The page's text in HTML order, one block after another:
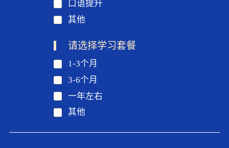
口语提升
其他
请选择学习套餐
1-3个月
3-6个月
一年左右
其他